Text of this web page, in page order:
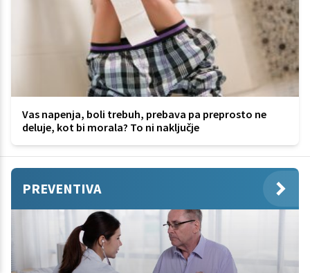
Vas napenja, boli trebuh, prebava pa preprosto ne
deluje, kot bi morala? To ni naključje
PREVENTIVA